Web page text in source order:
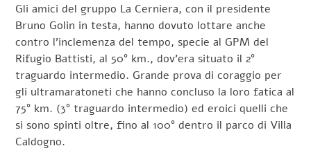
Gli amici del gruppo La Cerniera, con il presidente
Bruno Golin in testa, hanno dovuto lottare anche
contro l’inclemenza del tempo, specie al GPM del
Rifugio Battisti, al 50° km., dov’era situato il 2°
traguardo intermedio. Grande prova di coraggio per
gli ultramaratoneti che hanno concluso la loro fatica al
75° km. (3° traguardo intermedio) ed eroici quelli che
si sono spinti oltre, fino al 100° dentro il parco di Villa
Caldogno.